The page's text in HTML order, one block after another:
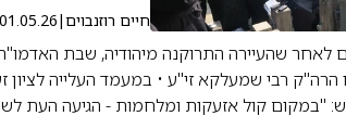
חיים רוזנבוים |
01.05.26
לאחר שהעיירה התרוקנה מיהודיה, שבת
הרה"ק רבי שמעלקא זי"ע • במעמד העלייה לציון
"במקום קול אזעקות ומלחמות - הגיעה העת